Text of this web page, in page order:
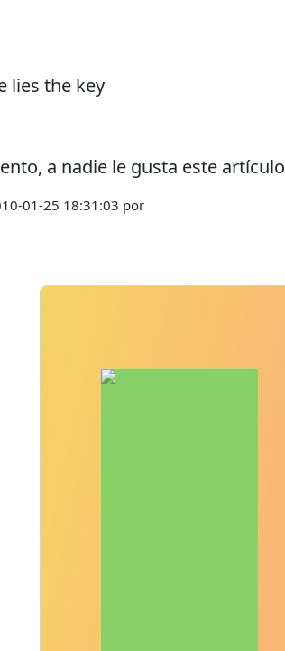
lies the key
a nadie le gusta este artículo
01-25 18:31:03 por